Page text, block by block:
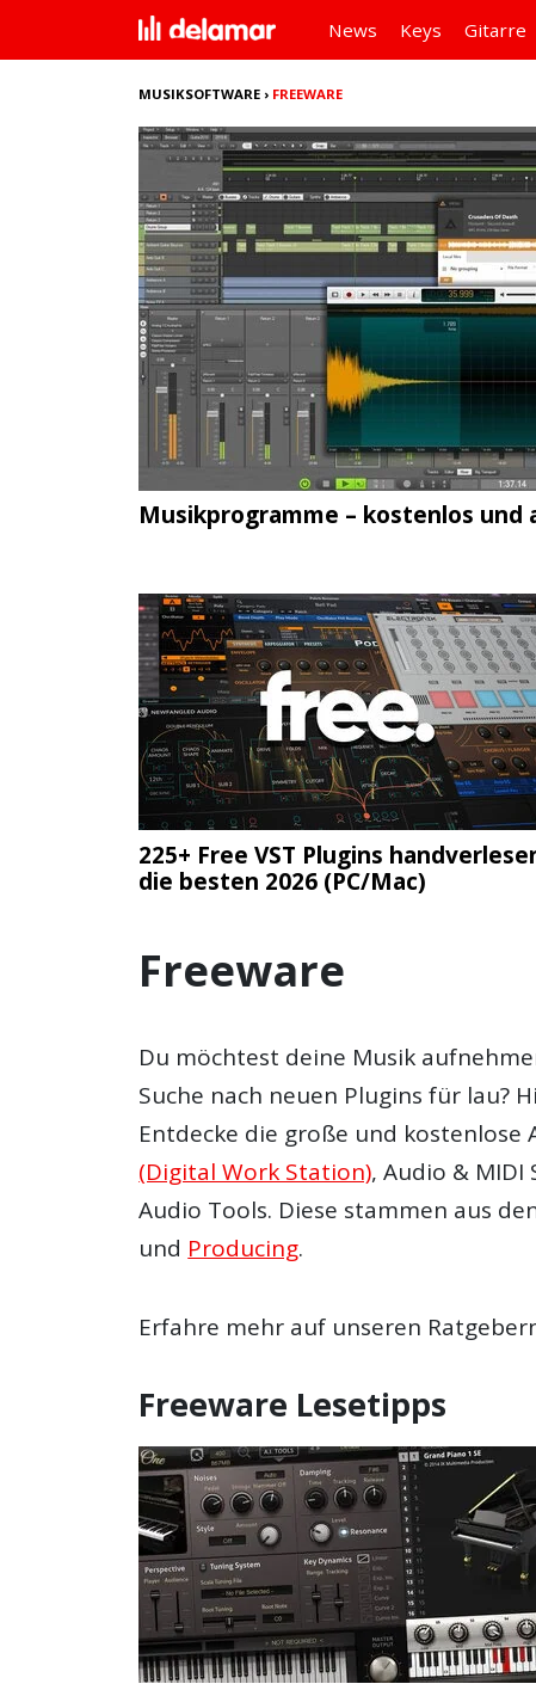
News Keys Gitarre
MUSIKSOFTWARE › FREEWARE
Musikprogramme – kostenlos und
225+ Free VST Plugins
die besten 2026 (PC/Mac)
Freeware
Du möchtest deine Musik
Suche nach neuen Plugins für lau?
Entdecke die große und kostenlose
(Digital Work Station), Audio &
Audio Tools. Diese stammen aus
und Producing.
Erfahre mehr auf unseren
Freeware Lesetipps